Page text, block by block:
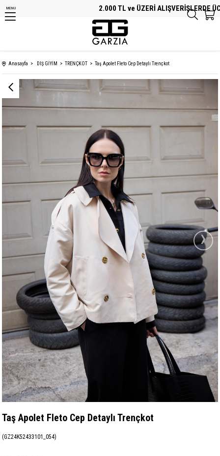
2.000 TL ve ÜZERİ ALIŞVERİŞLERDE
MENU
Anasayfa DIŞ GİYİM TRENÇKOT Taş Apolet Fleto Cep Detaylı Trençkot
›
Taş Apolet Fleto Cep Detaylı Trençkot
(GZ24K52433101_054)